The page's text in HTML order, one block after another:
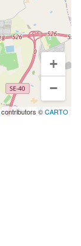
+
−
contributors ©CARTO